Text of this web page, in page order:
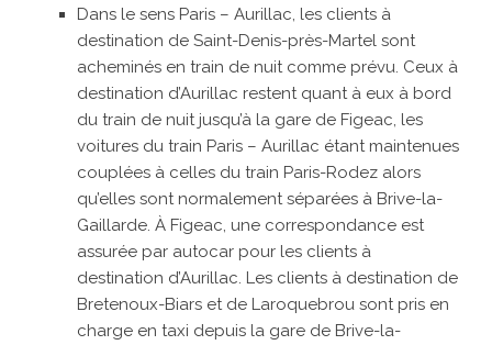
Dans le sens Paris – Aurillac, les clients à
destination de Saint-Denis-près-Martel sont
acheminés en train de nuit comme prévu. Ceux à
destination d’Aurillac restent quant à eux à bord
du train de nuit jusqu’à la gare de Figeac, les
voitures du train Paris – Aurillac étant maintenues
couplées à celles du train Paris-Rodez alors
qu’elles sont normalement séparées à Brive-la-
Gaillarde. À Figeac, une correspondance est
assurée par autocar pour les clients à
destination d’Aurillac. Les clients à destination de
Bretenoux-Biars et de Laroquebrou sont pris en
charge en taxi depuis la gare de Brive-la-